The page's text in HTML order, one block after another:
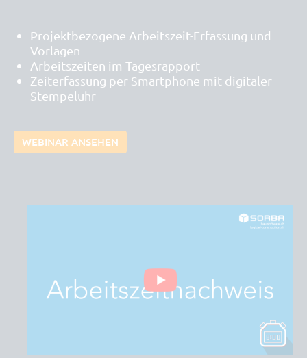
Projektbezogene Arbeitszeit-Erfassung und
Vorlagen
Arbeitszeiten im Tagesrapport
Zeiterfassung per Smartphone mit digitaler
Stempeluhr
WEBINAR ANSEHEN